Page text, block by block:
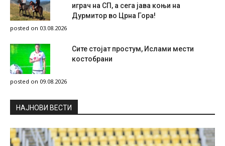
играч на СП, а сега јава коњи на
Дурмитор во Црна Гора!
posted on 03.08.2026
Сите стојат простум, Ислами мести
костобрани
posted on 09.08.2026
НAЈНОВИ ВЕСТИ